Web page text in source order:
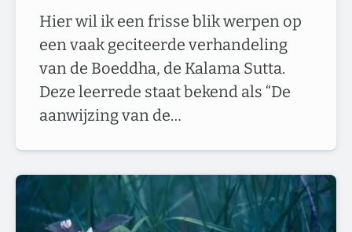
Hier wil ik een frisse blik werpen op
een vaak geciteerde verhandeling
van de Boeddha, de Kalama Sutta.
Deze leerrede staat bekend als “De
aanwijzing van de…